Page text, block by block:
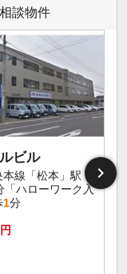
談物件
ビル
本線「松本」駅
「ハローワーク入
1分